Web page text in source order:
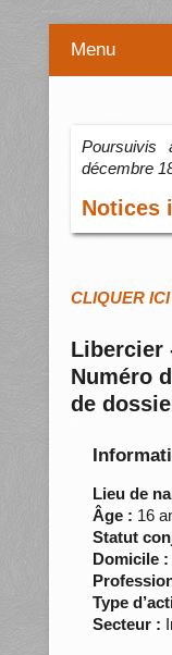
Menu
décembre
Notices
CLIQUER
Libercier
Numéro
de
Lieu de
Âge : 16
Statut
Domicile :
Type
Secteur :